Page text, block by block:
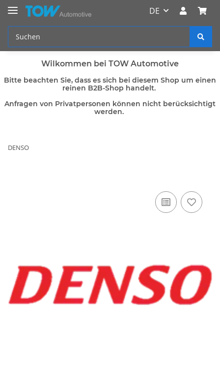
DE
Wilkommen bei TOW Automotive
Bitte beachten Sie, dass es sich bei diesem Shop um einen
reinen B2B-Shop handelt.
Anfragen von Privatpersonen können nicht berücksichtigt
werden.
DENSO